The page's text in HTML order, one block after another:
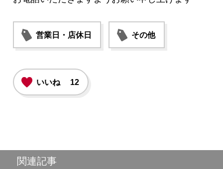
営業日・店休日 その他
いいね 12
関連記事